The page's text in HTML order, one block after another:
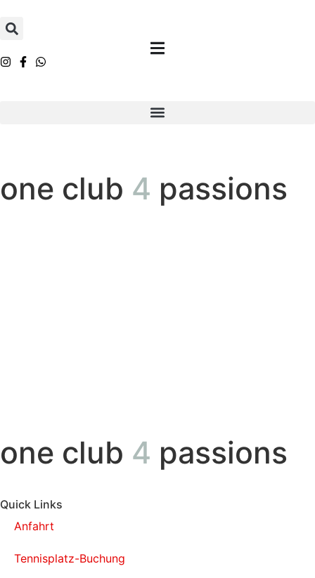
one club 4 passions
one club 4 passions
Quick Links
Anfahrt
Tennisplatz-Buchung